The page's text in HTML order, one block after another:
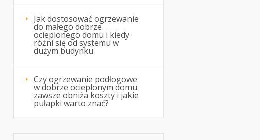
Jak dostosować ogrzewanie
do małego dobrze
ocieplonego domu i kiedy
różni się od systemu w
dużym budynku
Czy ogrzewanie podłogowe
w dobrze ocieplonym domu
zawsze obniża koszty i jakie
pułapki warto znać?